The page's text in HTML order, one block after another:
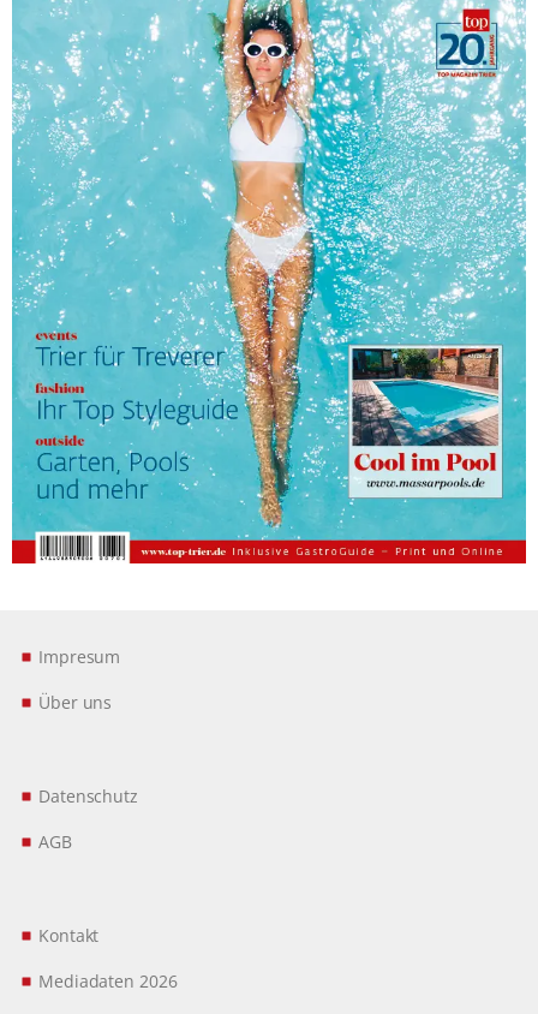
Impresum
Über uns
Datenschutz
AGB
Kontakt
Mediadaten 2026